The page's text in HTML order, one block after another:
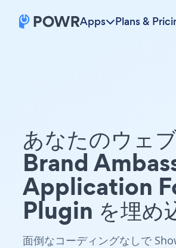
Apps Plans &
あなたのウェ
Brand
Application
Plugin を埋め
面倒なコーディングなしで